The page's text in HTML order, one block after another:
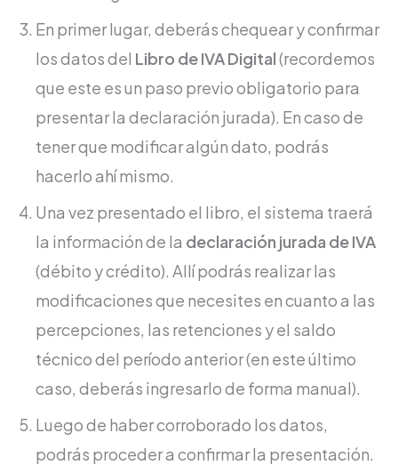
En primer lugar, deberás chequear y confirmar
los datos del Libro de IVA Digital(recordemos
que este es un paso previo obligatorio para
presentar la declaración jurada). En caso de
tener que modificar algún dato, podrás
hacerlo ahí mismo.
Una vez presentado el libro, el sistema traerá
la información de la declaración jurada de IVA
(débito y crédito). Allí podrás realizar las
modificaciones que necesites en cuanto a las
percepciones, las retenciones y el saldo
técnico del período anterior (en este último
caso, deberás ingresarlo de forma manual).
Luego de haber corroborado los datos,
podrás proceder a confirmar la presentación.